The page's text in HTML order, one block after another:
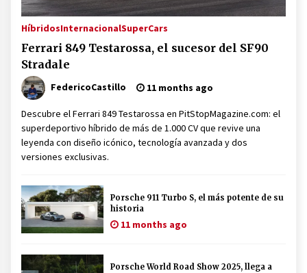
HíbridosInternacionalSuperCars
Ferrari 849 Testarossa, el sucesor del SF90
Stradale
FedericoCastillo 11 months ago
Descubre el Ferrari 849 Testarossa en PitStopMagazine.com: el
superdeportivo híbrido de más de 1.000 CV que revive una
leyenda con diseño icónico, tecnología avanzada y dos
versiones exclusivas.
Porsche 911 Turbo S, el más potente de su
historia
11 months ago
Porsche World Road Show 2025, llega a